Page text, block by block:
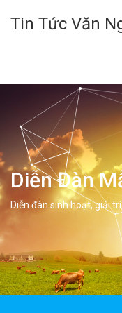
Tin Tức Văn
Diễn Đàn
Diễn đàn sinh hoạt, giải